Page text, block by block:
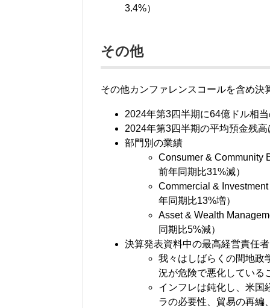
3.4%）
その他
その他カンファレンスコールを含め
2024年第3四半期に64億ドル相
2024年第3四半期の平均預金残
部門別の業績
Consumer & Community
前年同期比31%減）
Commercial &
年同期比13%増）
Asset & Wealth
同期比5%減）
決算発表資料中の最高経営責任
我々はしばらくの間地政
況が危険で悪化している
インフレは鈍化し、米国
ラの必要性、貿易の再編